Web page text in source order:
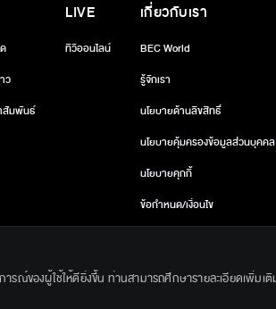
ว
สัมพันธ์
LIVE
ทีวีออนไลน์
เกี่ยวกับเรา
BEC World
รู้จักเรา
นโยบายด้านลิขสิทธิ์
นโยบายคุ้มครองข้อมูลส่วนบุคคล
นโยบายคุกกี้
ข้อกำหนด/เงื่อนไข
© 2020 Bangkok Entertainment Co.,Ltd. All
รณ์ของผู้ใช้ให้ดียิ่งขึ้น ท่านสามารถศึกษารายละเอียดเพิ่ม